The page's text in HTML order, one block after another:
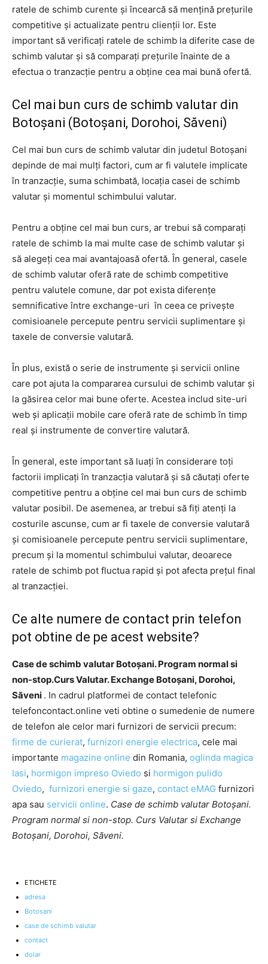
ratele de schimb curente și încearcă să mențină prețurile
competitive și actualizate pentru clienții lor. Este
important să verificați ratele de schimb la diferite case de
schimb valutar și să comparați prețurile înainte de a
efectua o tranzacție pentru a obține cea mai bună ofertă.
Cel mai bun curs de schimb valutar din
Botoșani (Botoșani, Dorohoi, Săveni)
Cel mai bun curs de schimb valutar din judetul Botoșani
depinde de mai mulți factori, cum ar fi valutele implicate
în tranzacție, suma schimbată, locația casei de schimb
valutar și momentul schimbului valutar.
Pentru a obține cel mai bun curs, ar trebui să comparați
ratele de schimb la mai multe case de schimb valutar și
să alegeți cea mai avantajoasă ofertă. În general, casele
de schimb valutar oferă rate de schimb competitive
pentru valutele comune, dar pot exista diferențe
semnificative între exchange-uri în ceea ce privește
comisioanele percepute pentru servicii suplimentare și
taxele de conversie valutară.
În plus, există o serie de instrumente și servicii online
care pot ajuta la compararea cursului de schimb valutar și
la găsirea celor mai bune oferte. Acestea includ site-uri
web și aplicații mobile care oferă rate de schimb în timp
real și instrumente de convertire valutară.
În general, este important să luați în considerare toți
factorii implicați în tranzacția valutară și să căutați oferte
competitive pentru a obține cel mai bun curs de schimb
valutar posibil. De asemenea, ar trebui să fiți atenți la
costurile ascunse, cum ar fi taxele de conversie valutară
și comisioanele percepute pentru servicii suplimentare,
precum și la momentul schimbului valutar, deoarece
ratele de schimb pot fluctua rapid și pot afecta prețul final
al tranzacției.
Ce alte numere de contact prin telefon
pot obtine de pe acest website?
Case de schimb valutar Botoșani. Program normal si
non-stop.Curs Valutar. Exchange Botoșani, Dorohoi,
Săveni . In cadrul platformei de contact telefonic
telefoncontact.online veti obtine o sumedenie de numere
de telefon ale celor mari furnizori de servicii precum:
firme de curierat, furnizori energie electrica, cele mai
importante magazine online din Romania, oglinda magica
Iasi, hormigon impreso Oviedo si hormigon pulido
Oviedo, furnizori energie si gaze, contact eMAG furnizori
apa sau servicii online. Case de schimb valutar Botoșani.
Program normal si non-stop. Curs Valutar si Exchange
Botoșani, Dorohoi, Săveni.
ETICHETE
adresa
Botosani
case de schimb valutar
contact
dolar